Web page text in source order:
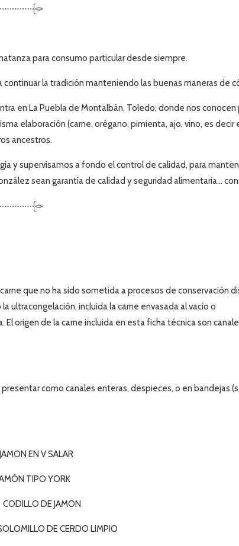
para consumo particular desde siempre.
continuar la tradición manteniendo las buenas maneras de
en La Puebla de Montalbán, Toledo, donde nos conocen
elaboración (carne, orégano, pimienta, ajo, vino, es
ancestros.
y supervisamos a fondo el control de calidad, para
sean garantía de calidad y seguridad alimentaria...
que no ha sido sometida a procesos de conservación
ultracongelación, incluida la carne envasada al vacío o
origen de la carne incluida en esta ficha técnica son
como canales enteras, despieces, o en bandejas
EN V SALAR
TIPO YORK
DE JAMON
DE CERDO LIMPIO